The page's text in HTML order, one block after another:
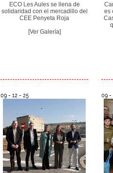
ECO Les Aules se llena de
solidaridad con el mercadillo del
CEE Penyeta Roja
[Ver Galería]
es
09 - 12 - 25 09 -